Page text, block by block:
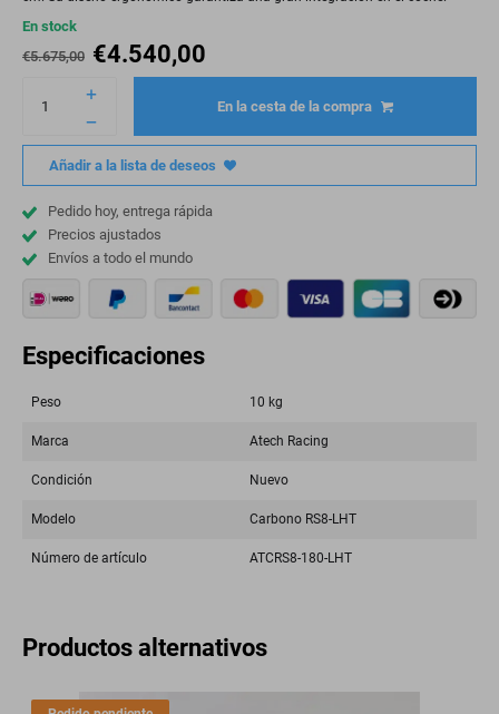
En stock
€5.675,00 €4.540,00
En la cesta de la compra
Añadir a la lista de deseos
Pedido hoy, entrega rápida
Precios ajustados
Envíos a todo el mundo
Especificaciones
Peso 10 kg
Marca Atech Racing
Condición Nuevo
Modelo Carbono RS8-LHT
Número de artículo ATCRS8-180-LHT
Productos alternativos